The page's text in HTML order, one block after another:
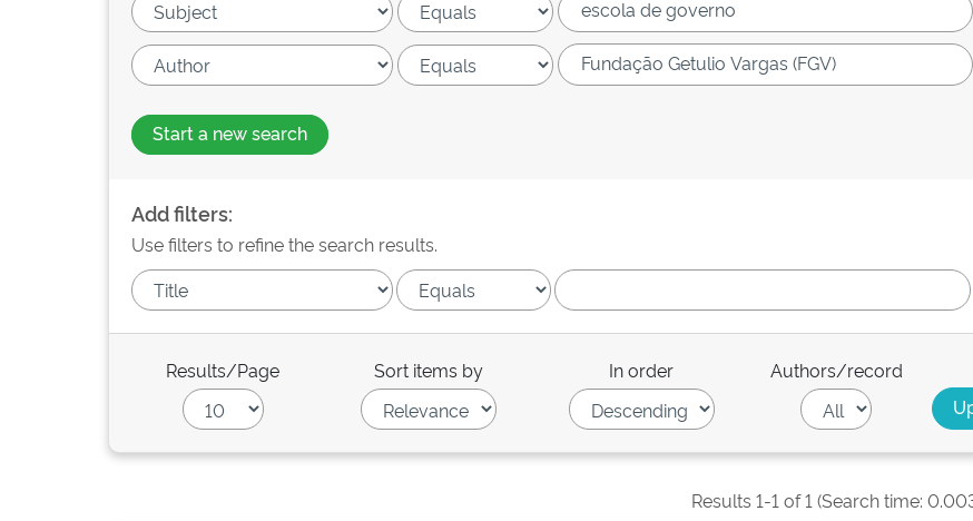
Start a new search
Add filters:
Use filters to refine the search results.
Results/Page Sort items by In order Authors/record
Results 1-1 of 1 (Search time: